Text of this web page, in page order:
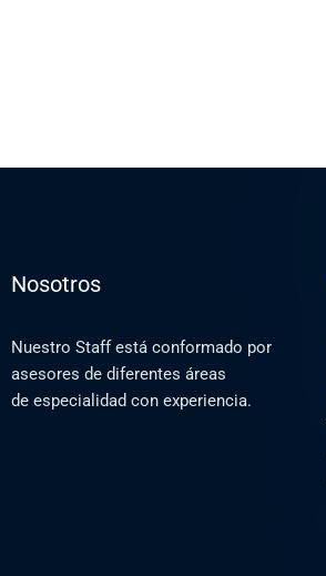
Nosotros
Nuestro Staff está conformado por
asesores de diferentes áreas
de especialidad con experiencia.